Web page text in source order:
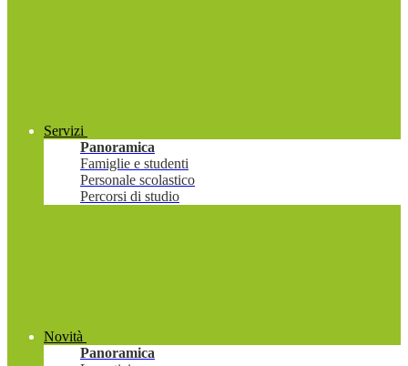
Servizi
Panoramica
Famiglie e studenti
Personale scolastico
Percorsi di studio
Novità
Panoramica